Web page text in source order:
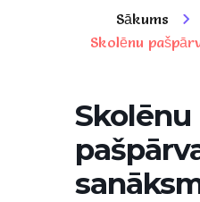
Sākums
Skolēnu
Skolēnu